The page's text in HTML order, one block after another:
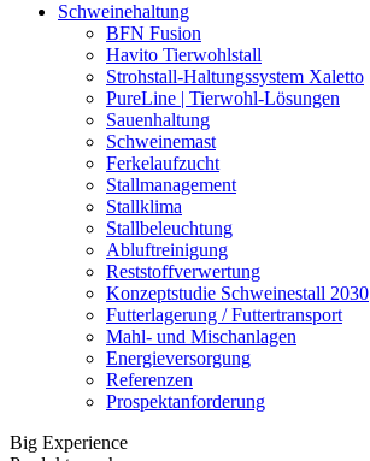
Schweinehaltung
BFN Fusion
Havito Tierwohlstall
Strohstall-Haltungssystem Xaletto
PureLine | Tierwohl-Lösungen
Sauenhaltung
Schweinemast
Ferkelaufzucht
Stallmanagement
Stallklima
Stallbeleuchtung
Abluftreinigung
Reststoffverwertung
Konzeptstudie Schweinestall 2030
Futterlagerung / Futtertransport
Mahl- und Mischanlagen
Energieversorgung
Referenzen
Prospektanforderung
Big Experience